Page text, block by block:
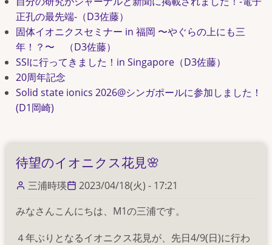
正孔の最先端-（D3佐藤）
固体イオニクスセミナー in 福岡 〜やぐらの上にも三
年！？〜 （D3佐藤）
SSIに行ってきました！in Singapore（D3佐藤）
20周年記念
Solid state ionics 2026@シンガポールに参加しました！
(D1岡崎)
待望のイオニクス花見🌸
三浦時瑛
2023/04/18(火) - 17:21
みなさんこんにちは、M1の三浦です。
４年ぶりとなるイオニクス花見が、先日4/9(日)に行わ